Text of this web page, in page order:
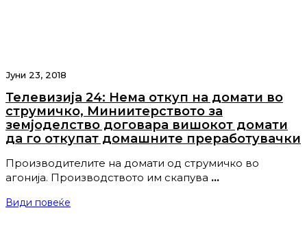
Јуни 23, 2018
Телевизија 24: Нема откуп на домати во
струмичко, Миниитерството за
земјоделство договара вишокот домати
да го откупат домашните преработувачки
Производителите на домати од струмичко во
агонија. Производството им скапува …
Види повеќе